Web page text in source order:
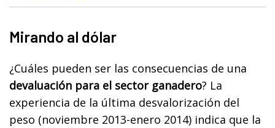
Mirando al dólar
¿Cuáles pueden ser las consecuencias de una
devaluación para el sector ganadero? La
experiencia de la última desvalorización del
peso (noviembre 2013-enero 2014) indica que la